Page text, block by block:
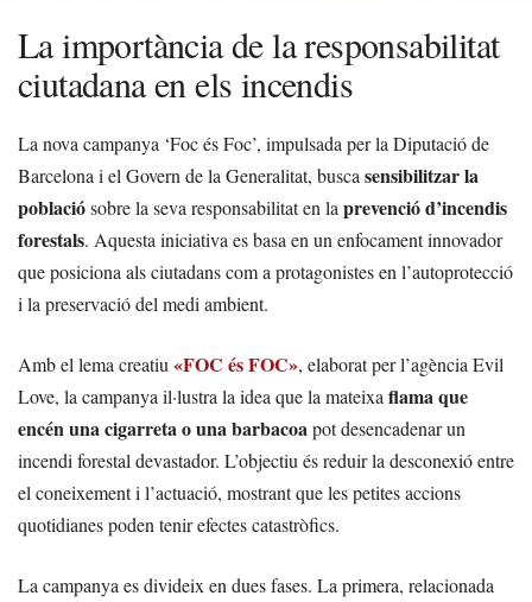
La importància de la responsabilitat
ciutadana en els incendis
La nova campanya ‘Foc és Foc’, impulsada per la Diputació de
Barcelona i el Govern de la Generalitat, busca sensibilitzar la
poblaciósobre la seva responsabilitat en la prevenció d’incendis
forestals. Aquesta iniciativa es basa en un enfocament innovador
que posiciona als ciutadans com a protagonistes en l’autoprotecció
i la preservació del medi ambient.
Amb el lema creatiu «FOC és FOC», elaborat per l’agència Evil
Love, la campanya il·lustra la idea que la mateixa flama que
encén una cigarreta o una barbacoapot desencadenar un
incendi forestal devastador. L’objectiu és reduir la desconexió entre
el coneixement i l’actuació, mostrant que les petites accions
quotidianes poden tenir efectes catastròfics.
La campanya es divideix en dues fases. La primera, relacionada